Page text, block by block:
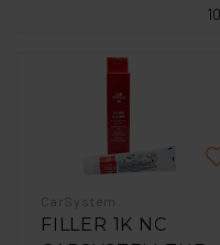
CarSystem
FILLER 1K NC